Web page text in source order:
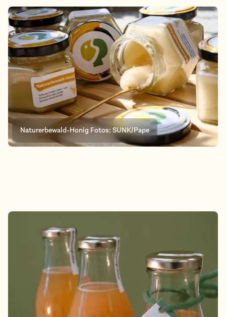
Naturerbewald-Honig Fotos: SUNK/Pape